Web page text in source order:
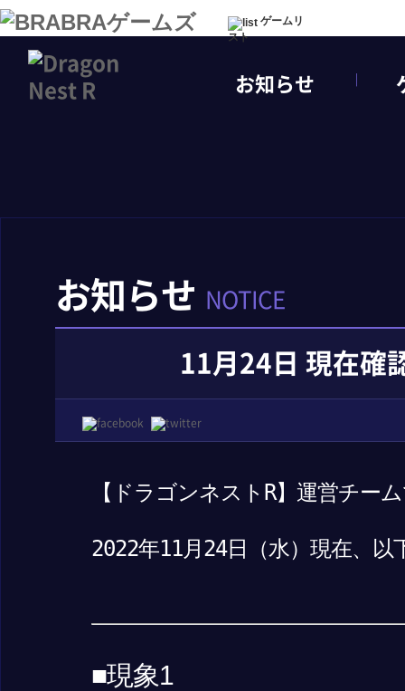
ゲームリ
スト
お知らせ
お知らせ NOTICE
11月24日 現在確
【ドラゴンネストR】運営チー
2022年11月24日（水）現在、
■現象1